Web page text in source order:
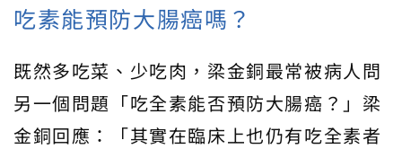
吃素能預防大腸癌嗎？
既然多吃菜、少吃肉，梁金銅最常被病人問
另一個問題「吃全素能否預防大腸癌？」梁
金銅回應：「其實在臨床上也仍有吃全素者